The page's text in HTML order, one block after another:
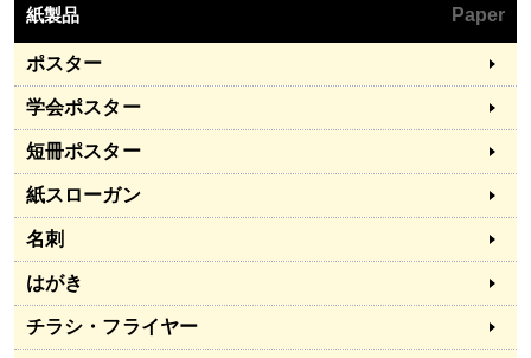
紙製品 Paper
ポスター
学会ポスター
短冊ポスター
紙スローガン
名刺
はがき
チラシ・フライヤー